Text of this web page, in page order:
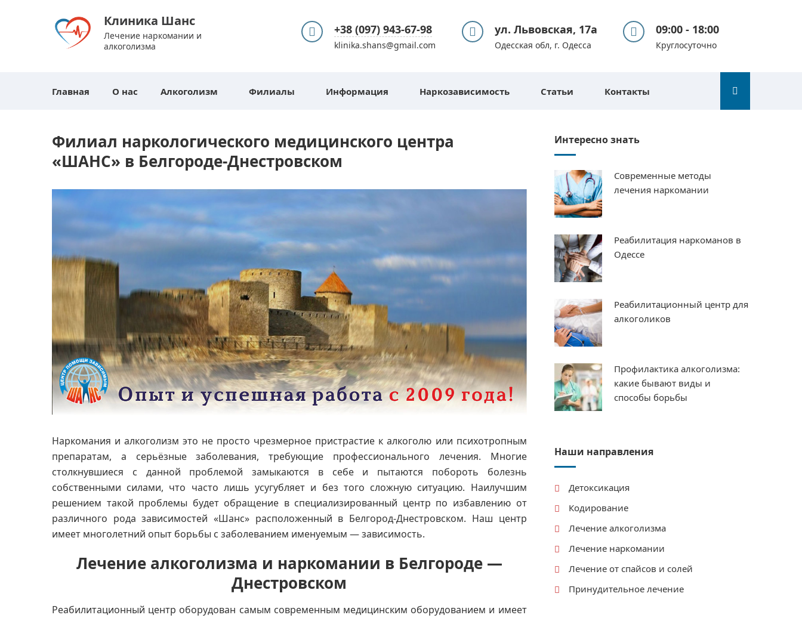
Клиника Шанс
Лечение наркомании и
алкоголизма
+38 (097) 943-67-98
klinika.shans@gmail.com
ул. Львовская, 17а
Одесская обл, г. Одесса
09:00 - 18:00
Круглосуточно
Главная О нас Алкоголизм Филиалы Информация Наркозависимость Статьи Контакты
Филиал наркологического медицинского центра
«ШАНС» в Белгороде-Днестровском
Наркомания и алкоголизм это не просто чрезмерное пристрастие к алкоголю или психотропным
препаратам, а серьёзные заболевания, требующие профессионального лечения. Многие
столкнувшиеся с данной проблемой замыкаются в себе и пытаются побороть болезнь
собственными силами, что часто лишь усугубляет и без того сложную ситуацию. Наилучшим
решением такой проблемы будет обращение в специализированный центр по избавлению от
различного рода зависимостей «Шанс» расположенный в Белгород-Днестровском. Наш центр
имеет многолетний опыт борьбы с заболеванием именуемым — зависимость.
Лечение алкоголизма и наркомании в Белгороде —
Днестровском
Реабилитационный центр оборудован самым современным медицинским оборудованием и имеет
Интересно знать
Современные методы
лечения наркомании
Реабилитация наркоманов в
Одессе
Реабилитационный центр для
алкоголиков
Профилактика алкоголизма:
какие бывают виды и
способы борьбы
Наши направления
Детоксикация
Кодирование
Лечение алкоголизма
Лечение наркомании
Лечение от спайсов и солей
Принудительное лечение